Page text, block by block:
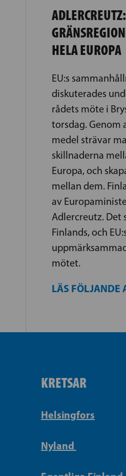
HELA EUROPA
EU:s
diskuterades
rådets möte i
torsdag. Genom
medel strävar
skillnaderna
Europa, och
mellan dem.
av
Adlercreutz. Det
Finlands, och
mötet.
LÄS FÖLJANDE
KRETSAR
Helsingfors
Nyland